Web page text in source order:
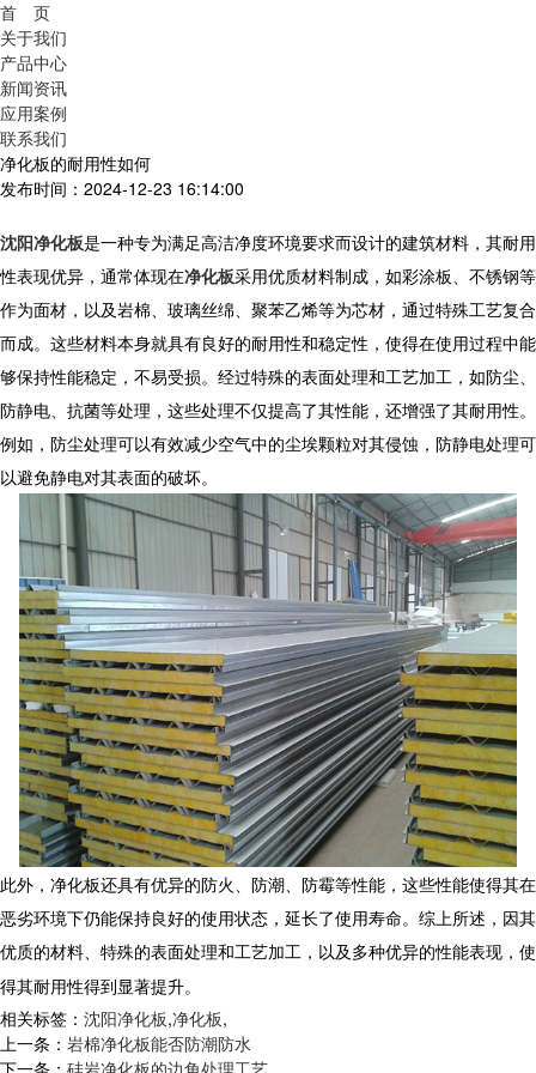
首 页
关于我们
产品中心
新闻资讯
应用案例
联系我们
净化板的耐用性如何
发布时间：2024-12-23 16:14:00
沈阳净化板是一种专为满足高洁净度环境要求而设计的建筑材料，其耐用
性表现优异，通常体现在净化板采用优质材料制成，如彩涂板、不锈钢等
作为面材，以及岩棉、玻璃丝绵、聚苯乙烯等为芯材，通过特殊工艺复合
而成。这些材料本身就具有良好的耐用性和稳定性，使得在使用过程中能
够保持性能稳定，不易受损。经过特殊的表面处理和工艺加工，如防尘、
防静电、抗菌等处理，这些处理不仅提高了其性能，还增强了其耐用性。
例如，防尘处理可以有效减少空气中的尘埃颗粒对其侵蚀，防静电处理可
以避免静电对其表面的破坏。
此外， 净化板还具有优异的防火、防潮、防霉等性能，这些性能使得其在
恶劣环境下仍能保持良好的使用状态，延长了使用寿命。综上所述，因其
优质的材料、特殊的表面处理和工艺加工，以及多种优异的性能表现，使
得其耐用性得到显著提升。
相关标签： 沈阳净化板,净化板,
上一条： 岩棉净化板能否防潮防水